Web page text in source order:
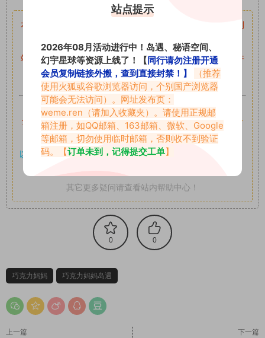
本站资源均来自网络分享，如有侵犯你的权益请私信留言
收到
留言后，我们会第一时间进行审核后删除。
站内资源为网友个人学习或测试研究使用，未经原版权作者许
可,禁止用于任何商业途径！请在下载24小时内删除！
如果遇到付费才可获取的素材，建议升级
全站付费素材可提供补档服务“均有备份 ”，素材以主流网盘分
享。
以7z、7z分卷格式压缩，解压应下载对应的软件操作，
其它更多疑问请查看站内帮助中心！
0 0
巧克力妈妈 巧克力妈妈岛遇
上一篇 下一篇
站点提示
2026年08月活动进行中！岛遇、秘语空间、
幻宇星球等资源上线了！【同行请勿注册开通
会员复制链接外搬，查到直接封禁！】
（推荐
使用火狐或谷歌浏览器访问，个别国产浏览器
可能会无法访问）。网址发布页：
weme.ren （请加入收藏夹）。请使用正规邮
箱注册，如QQ邮箱、163邮箱、微软、Google
等邮箱，切勿使用临时邮箱，否则收不到验证
码。【订单未到，记得提交工单】